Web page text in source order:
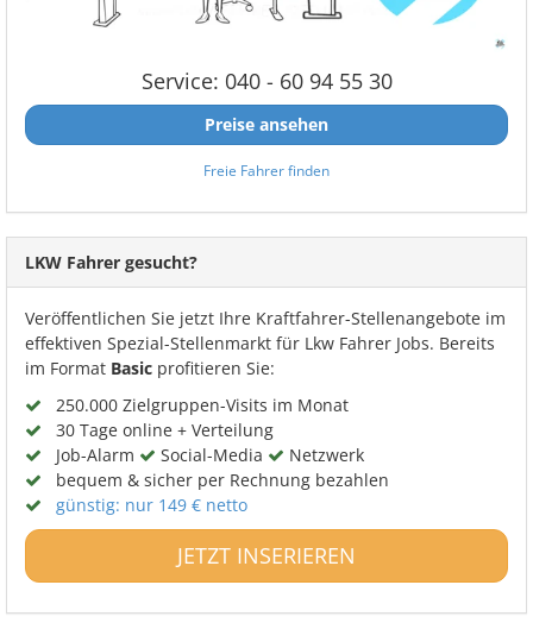
Service: 040 - 60 94 55 30
Preise ansehen
Freie Fahrer finden
LKW Fahrer gesucht?
Veröffentlichen Sie jetzt Ihre Kraftfahrer-Stellenangebote im
effektiven Spezial-Stellenmarkt für Lkw Fahrer Jobs. Bereits
im Format Basic profitieren Sie:
250.000 Zielgruppen-Visits im Monat
30 Tage online + Verteilung
Job-Alarm
Social-Media
Netzwerk
bequem & sicher per Rechnung bezahlen
günstig: nur 149 € netto
JETZT INSERIEREN